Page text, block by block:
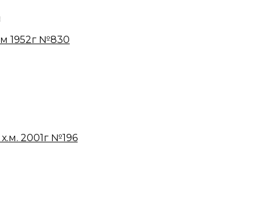
1952г №830
2001г №196